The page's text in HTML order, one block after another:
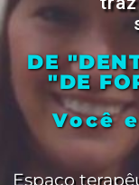
DE
"DE
Você
Espaço